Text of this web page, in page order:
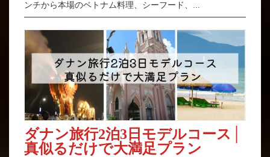
ンチから本場のベトナム料理、シーフード、...
ダナン旅行2泊3日モデルコース│
真似るだけで大満足プラン